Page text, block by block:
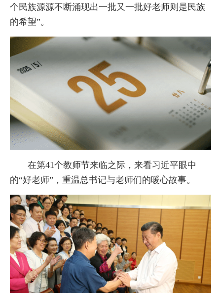
个民族源源不断涌现出一批又一批好老师则是民族
的希望”。
在第41个教师节来临之际，来看习近平眼中
的“好老师”，重温总书记与老师们的暖心故事。